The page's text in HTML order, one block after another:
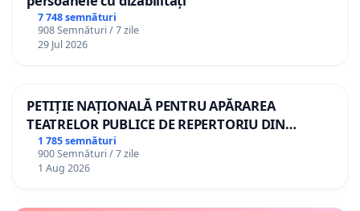
7 748 semnături
908 Semnături / 7 zile
29 Jul 2026
PETIȚIE NAȚIONALĂ PENTRU APĂRAREA
TEATRELOR PUBLICE DE REPERTORIU DIN
ROMÂNIA
1 785 semnături
900 Semnături / 7 zile
1 Aug 2026